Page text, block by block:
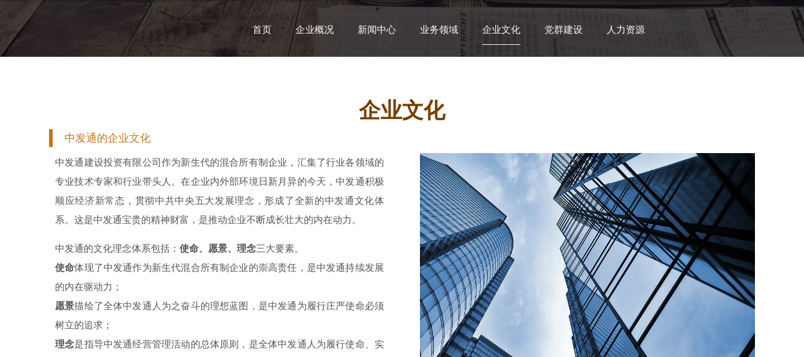
首页 企业概况 新闻中心 业务领域 企业文化 党群建设 人力资源
企业文化
中发通的企业文化
中发通建设投资有限公司作为新生代的混合所有制企业，汇集了行业各领域的
专业技术专家和行业带头人。在企业内外部环境日新月异的今天，中发通积极
顺应经济新常态，贯彻中共中央五大发展理念，形成了全新的中发通文化体
系。这是中发通宝贵的精神财富，是推动企业不断成长壮大的内在动力。
中发通的文化理念体系包括： 使命、愿景、理念三大要素。
使命体现了中发通作为新生代混合所有制企业的崇高责任，是中发通持续发展
的内在驱动力；
愿景描绘了全体中发通人为之奋斗的理想蓝图，是中发通为履行庄严使命必须
树立的追求；
理念是指导中发通经营管理活动的总体原则，是全体中发通人为履行使命、实